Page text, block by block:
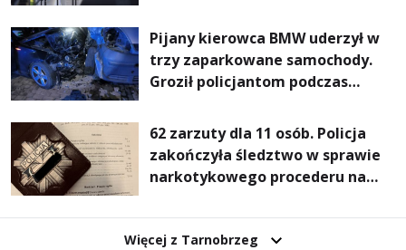
Pijany kierowca BMW uderzył w
trzy zaparkowane samochody.
Groził policjantom podczas
62 zarzuty dla 11 osób. Policja
zakończyła śledztwo w sprawie
narkotykowego procederu na
Więcej z Tarnobrzeg